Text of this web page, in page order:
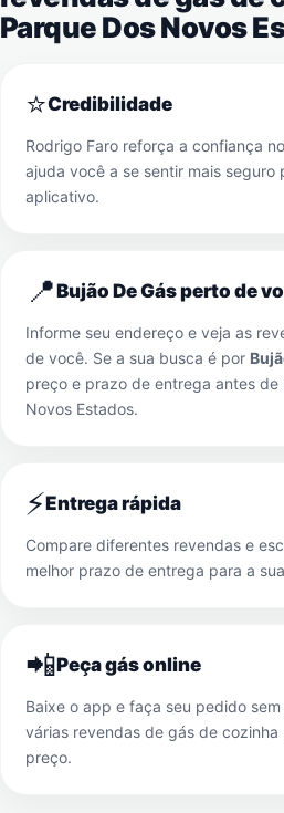
Parque Dos Novos
⭐Credibilidade
Rodrigo Faro reforça a confiança
ajuda você a se sentir mais seguro
aplicativo.
📍Bujão De Gás perto de
Informe seu endereço e veja as
de você. Se a sua busca é por
preço e prazo de entrega antes de
Novos Estados.
⚡Entrega rápida
Compare diferentes revendas e
melhor prazo de entrega para a
📲Peça gás online
Baixe o app e faça seu pedido
várias revendas de gás de
preço.